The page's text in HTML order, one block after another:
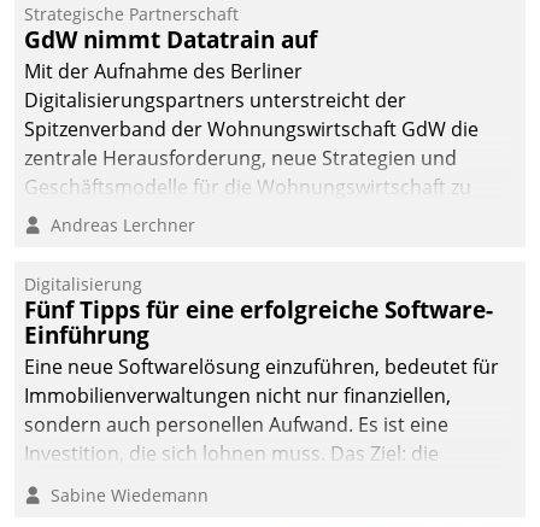
Datatrain. Die meravis
Wohnungsbau- und
Immobilien GmbH hat
sich dabei für den Betrieb
der Lösung über die SAP
Cloud Platform
entschieden - als erstes
Unternehmen am
Strategische Partnerschaft
GdW nimmt Datatrain auf
Mit der Aufnahme des Berliner
Digitalisierungspartners unterstreicht der
Spitzenverband der Wohnungswirtschaft GdW die
zentrale Herausforderung, neue Strategien und
Geschäftsmodelle für die Wohnungswirtschaft zu
entwickeln.
Andreas Lerchner
Digitalisierung
Fünf Tipps für eine erfolgreiche Software-
Einführung
Eine neue Softwarelösung einzuführen, bedeutet für
Immobilienverwaltungen nicht nur finanziellen,
sondern auch personellen Aufwand. Es ist eine
Investition, die sich lohnen muss. Das Ziel: die
nachhaltige Optimierung der Geschäftsabläufe. Damit
dieses Ziel erreicht wird, sollten einige Grundregeln
Sabine Wiedemann